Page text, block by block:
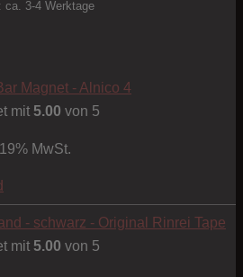
ca. 3-4 Werktage
Magnet - Alnico 4
mit 5.00 von 5
MwSt.
- schwarz - Original Rinrei Tape
mit 5.00 von 5